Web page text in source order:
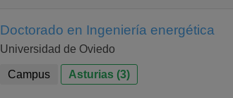
Doctorado en Ingeniería energética
Universidad de Oviedo
Campus Asturias (3)